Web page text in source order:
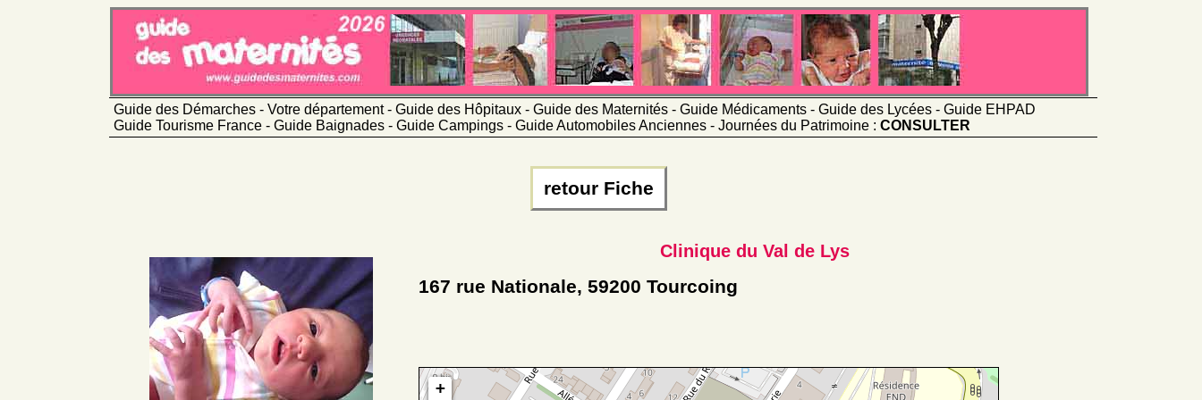
Guide des Démarches - Votre département - Guide des Hôpitaux - Guide des Maternités - Guide Médicaments - Guide des Lycées - Guide EHPAD
Guide Tourisme France - Guide Baignades - Guide Campings - Guide Automobiles Anciennes - Journées du Patrimoine : CONSULTER
retour Fiche
Clinique du Val de Lys
167 rue Nationale, 59200 Tourcoing
+